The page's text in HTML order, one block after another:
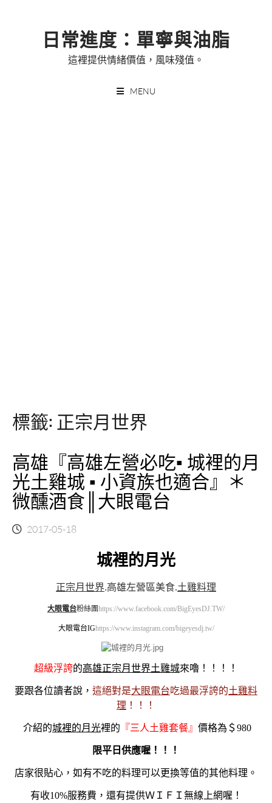
日常進度：單寧與油脂
這裡提供情緒價值，風味殘值。
MENU
標籤: 正宗月世界
高雄『高雄左營必吃▪ 城裡的月
光土雞城 ▪ 小資族也適合』＊
微醺酒食║大眼電台
2017-05-18
城裡的月光
正宗月世界.高雄左營區美食.土雞料理
大眼電台粉絲團https://www.facebook.com/BigEyesDJ.TW/
大眼電台IGhttps://www.instagram.com/bigeyesdj.tw/
超級浮誇的高雄正宗月世界土雞城來嚕！！！！
要跟各位讀者說， 這絕對是大眼電台吃過最浮誇的土雞料
理 ！！！
介紹的城裡的月光裡的 『三人土雞套餐』 價格為＄980
限平日供應喔！！！
店家很貼心，如有不吃的料理可以更換等值的其他料理。
有收10%服務費，還有提供ＷＩＦＩ無線上網喔！